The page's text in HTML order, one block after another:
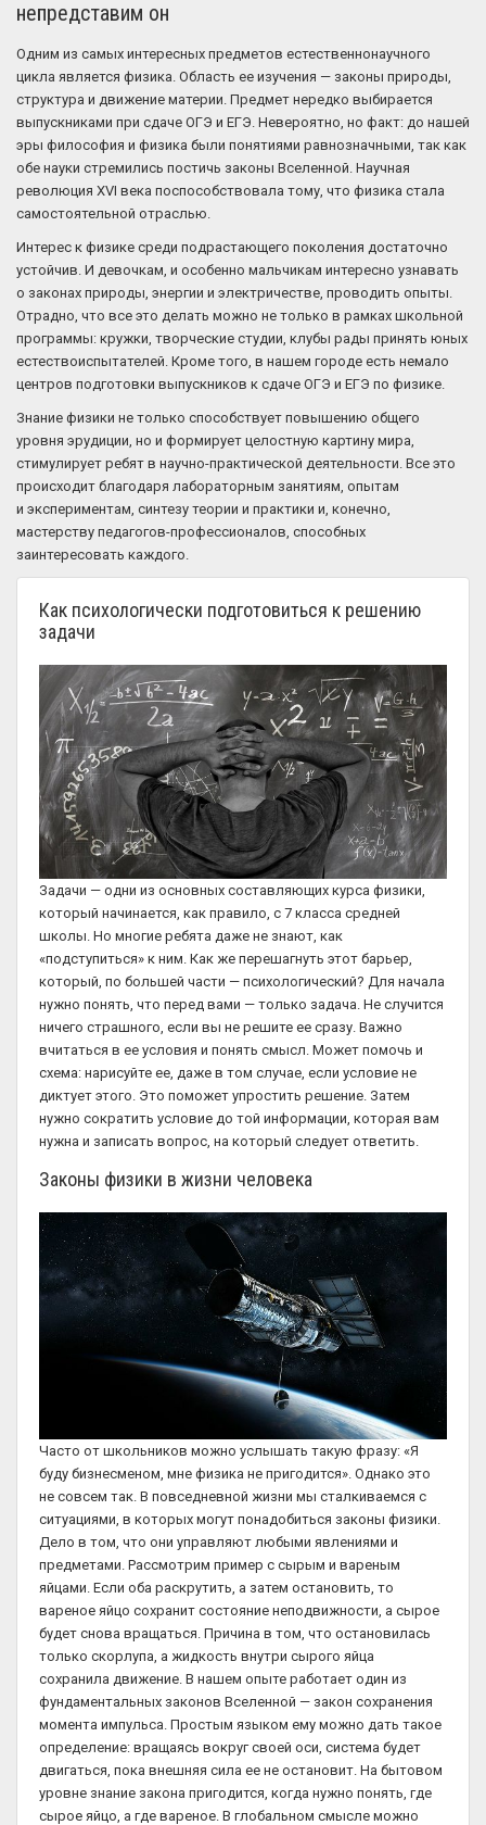
непредставим он
Одним из самых интересных предметов естественнонаучного
цикла является физика. Область ее изучения — законы природы,
структура и движение материи. Предмет нередко выбирается
выпускниками при сдаче ОГЭ и ЕГЭ. Невероятно, но факт: до нашей
эры философия и физика были понятиями равнозначными, так как
обе науки стремились постичь законы Вселенной. Научная
революция XVI века поспособствовала тому, что физика стала
самостоятельной отраслью.
Интерес к физике среди подрастающего поколения достаточно
устойчив. И девочкам, и особенно мальчикам интересно узнавать
о законах природы, энергии и электричестве, проводить опыты.
Отрадно, что все это делать можно не только в рамках школьной
программы: кружки, творческие студии, клубы рады принять юных
естествоиспытателей. Кроме того, в нашем городе есть немало
центров подготовки выпускников к сдаче ОГЭ и ЕГЭ по физике.
Знание физики не только способствует повышению общего
уровня эрудиции, но и формирует целостную картину мира,
стимулирует ребят в научно-практической деятельности. Все это
происходит благодаря лабораторным занятиям, опытам
и экспериментам, синтезу теории и практики и, конечно,
мастерству педагогов-профессионалов, способных
заинтересовать каждого.
Как психологически подготовиться к решению
задачи
Задачи — одни из основных составляющих курса физики,
который начинается, как правило, с 7 класса средней
школы. Но многие ребята даже не знают, как
«подступиться» к ним. Как же перешагнуть этот барьер,
который, по большей части — психологический? Для начала
нужно понять, что перед вами — только задача. Не случится
ничего страшного, если вы не решите ее сразу. Важно
вчитаться в ее условия и понять смысл. Может помочь и
схема: нарисуйте ее, даже в том случае, если условие не
диктует этого. Это поможет упростить решение. Затем
нужно сократить условие до той информации, которая вам
нужна и записать вопрос, на который следует ответить.
Законы физики в жизни человека
Часто от школьников можно услышать такую фразу: «Я
буду бизнесменом, мне физика не пригодится». Однако это
не совсем так. В повседневной жизни мы сталкиваемся с
ситуациями, в которых могут понадобиться законы физики.
Дело в том, что они управляют любыми явлениями и
предметами. Рассмотрим пример с сырым и вареным
яйцами. Если оба раскрутить, а затем остановить, то
вареное яйцо сохранит состояние неподвижности, а сырое
будет снова вращаться. Причина в том, что остановилась
только скорлупа, а жидкость внутри сырого яйца
сохранила движение. В нашем опыте работает один из
фундаментальных законов Вселенной — закон сохранения
момента импульса. Простым языком ему можно дать такое
определение: вращаясь вокруг своей оси, система будет
двигаться, пока внешняя сила ее не остановит. На бытовом
уровне знание закона пригодится, когда нужно понять, где
сырое яйцо, а где вареное. В глобальном смысле можно